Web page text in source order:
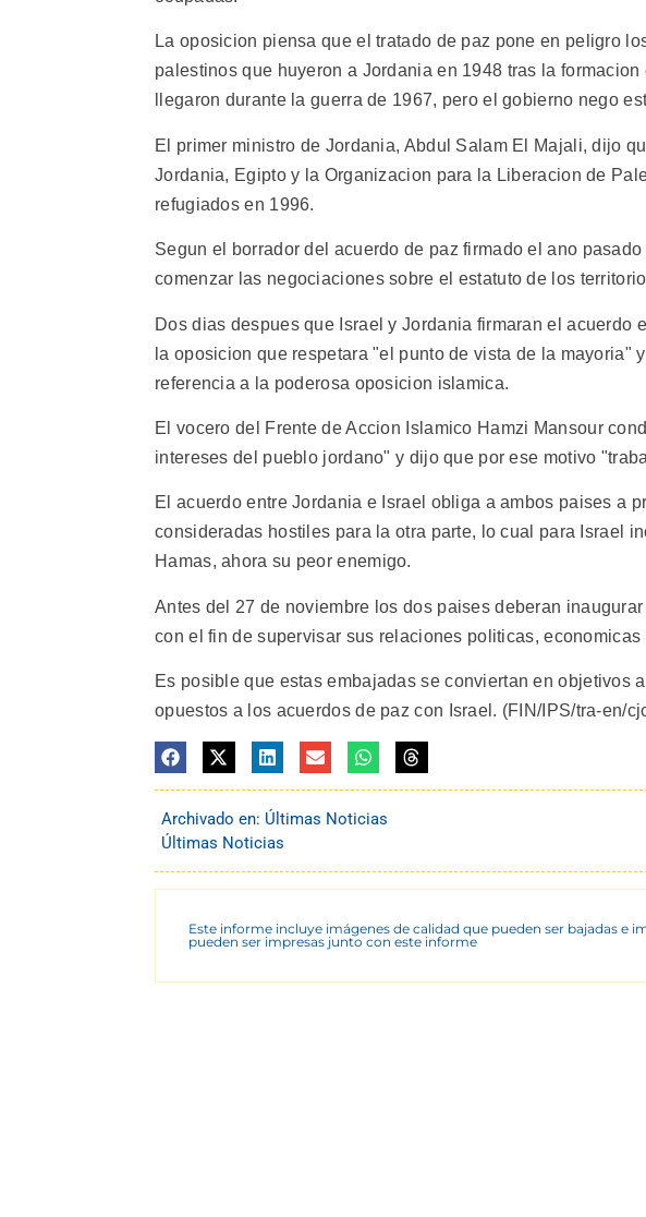
La oposicion piensa que el tratado de paz pone en peligro
palestinos que huyeron a Jordania en 1948 tras la
llegaron durante la guerra de 1967, pero el gobierno nego
El primer ministro de Jordania, Abdul Salam El Majali, dijo
Jordania, Egipto y la Organizacion para la Liberacion de
refugiados en 1996.
Segun el borrador del acuerdo de paz firmado el ano
comenzar las negociaciones sobre el estatuto de los
Dos dias despues que Israel y Jordania firmaran el acuerdo
la oposicion que respetara "el punto de vista de la mayoria"
referencia a la poderosa oposicion islamica.
El vocero del Frente de Accion Islamico Hamzi Mansour
intereses del pueblo jordano" y dijo que por ese motivo
El acuerdo entre Jordania e Israel obliga a ambos paises a
consideradas hostiles para la otra parte, lo cual para Israel
Hamas, ahora su peor enemigo.
Antes del 27 de noviembre los dos paises deberan
con el fin de supervisar sus relaciones politicas, economicas
Es posible que estas embajadas se conviertan en objetivos
opuestos a los acuerdos de paz con Israel. (FIN/IPS/tra-en/
Archivado en: Últimas Noticias
Últimas Noticias
Este informe incluye imágenes de calidad que pueden ser bajadas e
pueden ser impresas junto con este informe